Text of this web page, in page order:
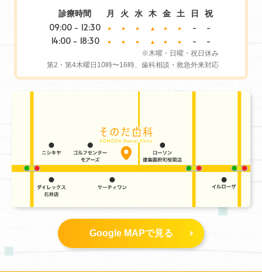
診療時間 月 火 水 木 金 土 日 祝
09:00 - 12:30 ● ● ● ▲ ● ● -
-
14:00 - 18:30
● ● ● ▲ ● ● - -
※木曜・日曜・祝日休み
第2・第4木曜日10時〜16時、歯科相談・救急外来対応
Google MAPで見る